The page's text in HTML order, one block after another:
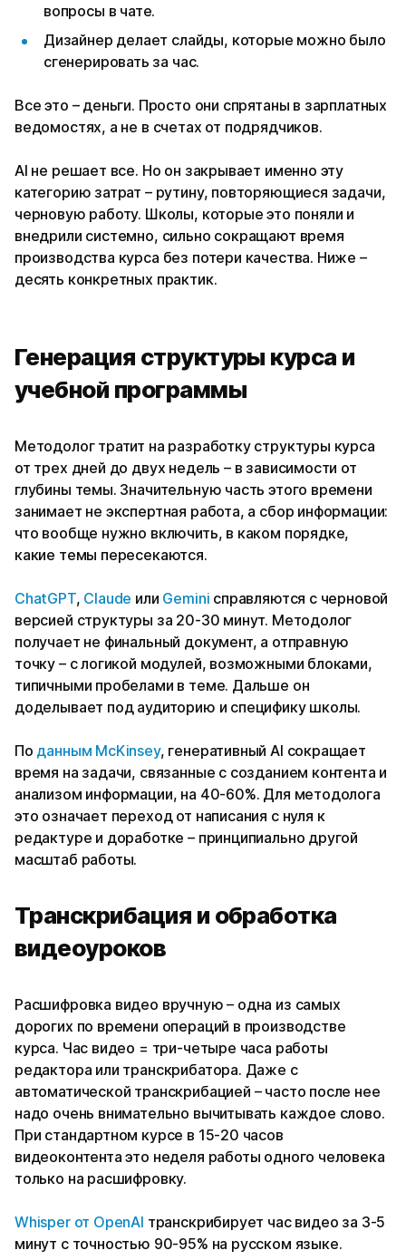
вопросы в чате.
Дизайнер делает слайды, которые можно было
сгенерировать за час.
Все это – деньги. Просто они спрятаны в зарплатных
ведомостях, а не в счетах от подрядчиков.
AI не решает все. Но он закрывает именно эту
категорию затрат – рутину, повторяющиеся задачи,
черновую работу. Школы, которые это поняли и
внедрили системно, сильно сокращают время
производства курса без потери качества. Ниже –
десять конкретных практик.
Генерация структуры курса и
учебной программы
Методолог тратит на разработку структуры курса
от трех дней до двух недель – в зависимости от
глубины темы. Значительную часть этого времени
занимает не экспертная работа, а сбор информации:
что вообще нужно включить, в каком порядке,
какие темы пересекаются.
ChatGPT, Claude или Gemini справляются с черновой
версией структуры за 20-30 минут. Методолог
получает не финальный документ, а отправную
точку – с логикой модулей, возможными блоками,
типичными пробелами в теме. Дальше он
доделывает под аудиторию и специфику школы.
По данным McKinsey, генеративный AI сокращает
время на задачи, связанные с созданием контента и
анализом информации, на 40-60%. Для методолога
это означает переход от написания с нуля к
редактуре и доработке – принципиально другой
масштаб работы.
Транскрибация и обработка
видеоуроков
Расшифровка видео вручную – одна из самых
дорогих по времени операций в производстве
курса. Час видео = три-четыре часа работы
редактора или транскрибатора. Даже с
автоматической транскрибацией – часто после нее
надо очень внимательно вычитывать каждое слово.
При стандартном курсе в 15-20 часов
видеоконтента это неделя работы одного человека
только на расшифровку.
Whisper от OpenAI транскрибирует час видео за 3-5
минут с точностью 90-95% на русском языке.